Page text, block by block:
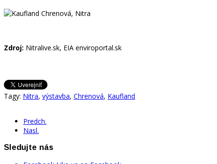
Zdroj: Nitralive.sk, EIA enviroportal.sk
Tagy: Nitra, výstavba, Chrenová, Kaufland
Predch.
Nasl.
Sledujte nás